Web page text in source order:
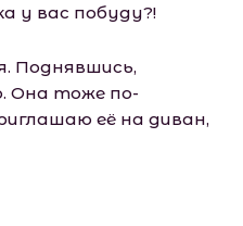
у вас побуду?!
Поднявшись,
Она тоже по-
её на диван,